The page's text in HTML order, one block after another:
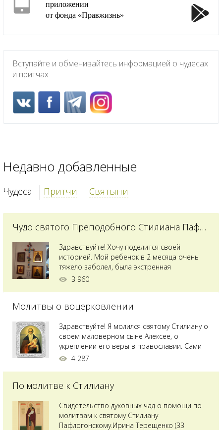
приложении
от фонда «Правжизнь»
Вступайте и обменивайтесь информацией о чудесах
и притчах
Недавно добавленные
Чудеса Притчи Святыни
Чудо святого Преподобного Стилиана Пафлагонского
Здравствуйте! Хочу поделится своей
историей. Мой ребенок в 2 месяца очень
тяжело заболел, была экстренная
сложнейшая операция, состояние после
святого Владимира я увидела незнакомую
позже прочитав про него, узнала про
Преподобного...
3 960
Молитвы о воцерковлении
Здравствуйте! Я молился святому Стилиану о
своем маловерном сыне Алексее, о
укреплении его веры в православии. Сами
мы с супругой воцерковлены. Через год
вершину. Приложились к множеству святынь
4 287
По молитве к Стилиану
Свидетельство духовных чад о помощи по
молитвам к святому Стилиану
Пафлогонскому.Ирина Терещенко (33